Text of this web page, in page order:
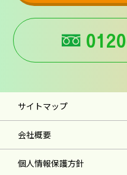
サイトマップ
会社概要
個人情報保護方針